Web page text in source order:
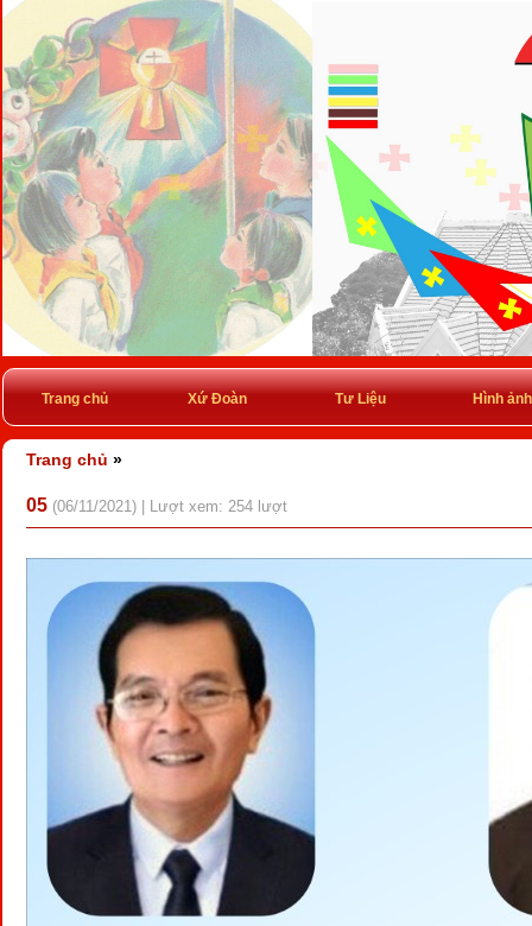
Trang chủ Xứ Đoàn Tư Liệu Hình ảnh
Trang chủ »
05 (06/11/2021) | Lượt xem: 254 lượt